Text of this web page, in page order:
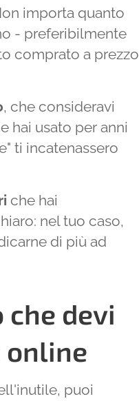
importa quanto
- preferibilmente
comprato a prezzo
, che consideravi
hai usato per anni
ti incatenassero
che hai
nel tuo caso,
di più ad
che devi
online
puoi